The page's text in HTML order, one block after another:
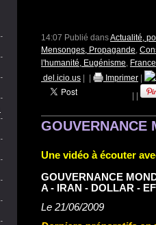
14:07 Publié dansActualité,
Mensonges, Propagande,
l'humanité, Eugénisme,
del.icio.us
Imprimer
GOUVERNANCE
Une vidéo à écouter
GOUVERNANCE
A - IRAN - DOLLAR -
Le 21/06/2009